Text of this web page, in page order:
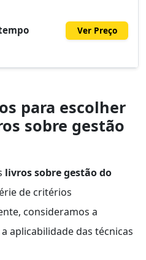
Ver Preço
para escolher
sobre gestão
livros sobre gestão do
de critérios
consideramos a
aplicabilidade das técnicas